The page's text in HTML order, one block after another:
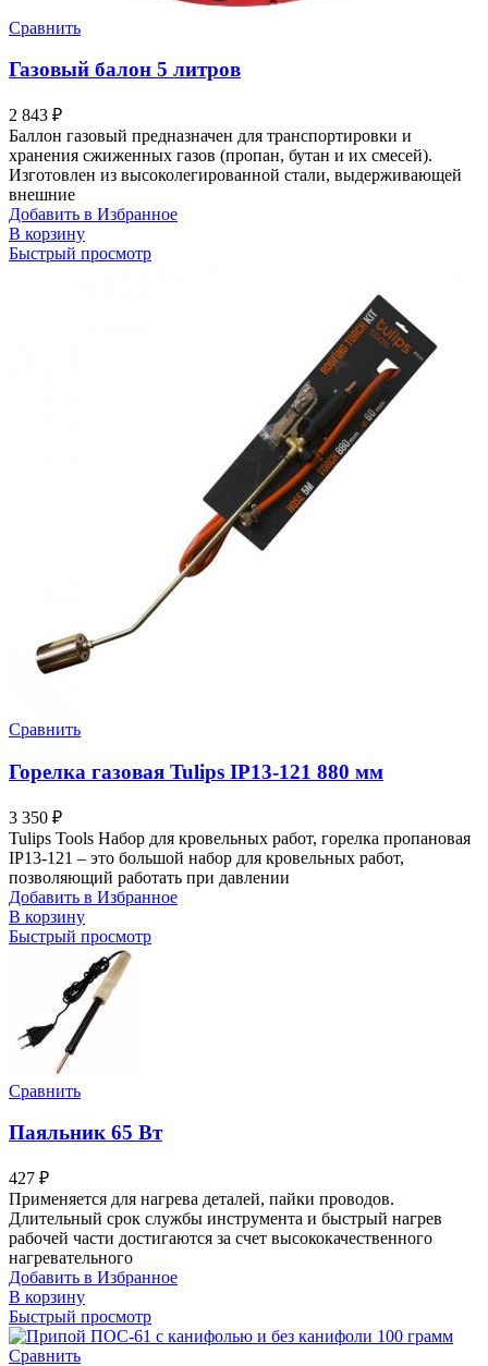
Сравнить
Газовый балон 5 литров
2 843 ₽
Баллон газовый предназначен для транспортировки и
хранения сжиженных газов (пропан, бутан и их смесей).
Изготовлен из высоколегированной стали, выдерживающей
внешние
Добавить в Избранное
В корзину
Быстрый просмотр
Сравнить
Горелка газовая Tulips IP13-121 880 мм
3 350 ₽
Tulips Tools Набор для кровельных работ, горелка пропановая
IP13-121 – это большой набор для кровельных работ,
позволяющий работать при давлении
Добавить в Избранное
В корзину
Быстрый просмотр
Сравнить
Паяльник 65 Вт
427 ₽
Применяется для нагрева деталей, пайки проводов.
Длительный срок службы инструмента и быстрый нагрев
рабочей части достигаются за счет высококачественного
нагревательного
Добавить в Избранное
В корзину
Быстрый просмотр
Сравнить